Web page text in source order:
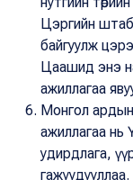
Цэргийн
байгуулж
Цаашид энэ
ажиллагаа
Монгол ардын
ажиллагаа нь
удирдлага,